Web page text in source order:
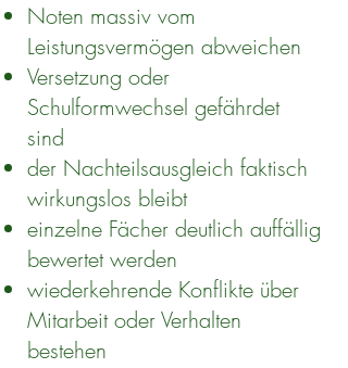
Noten massiv vom
Leistungsvermögen abweichen
Versetzung oder
Schulformwechsel gefährdet
sind
der Nachteilsausgleich faktisch
wirkungslos bleibt
einzelne Fächer deutlich auffällig
bewertet werden
wiederkehrende Konflikte über
Mitarbeit oder Verhalten
bestehen